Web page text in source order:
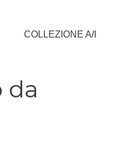
COLLEZIONE A/I
da